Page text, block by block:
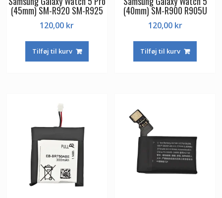
(45mm) SM-R920 SM-R925
120,00 kr
Tilføj til kurv
(40mm) SM-R900 R905U
120,00 kr
Tilføj til kurv